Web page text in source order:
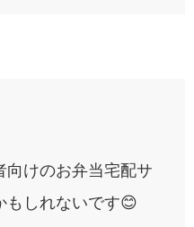
向けのお弁当宅配サ
もしれないです😊